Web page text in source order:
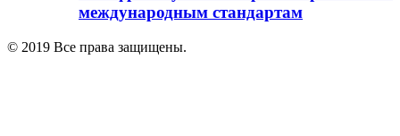
международным стандартам
© 2019 Все права защищены.